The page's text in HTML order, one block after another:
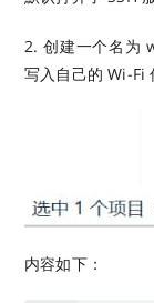
2. 创建一个名为
写入自己的 Wi-Fi
内容如下：